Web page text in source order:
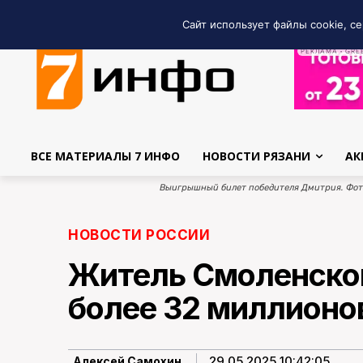
РЕКЛАМА •
ВСЕ МАТЕРИАЛЫ 7 ИНФО НОВОСТИ РЯЗАНИ
Выигрышный билет победителя Дмитрия.
НОВОСТИ РОССИИ
Житель
более 32
Сайт использует файлы cookie,